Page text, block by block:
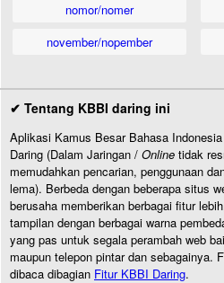
nomor/nomer
november/nopember
✔ Tentang KBBI daring ini
Aplikasi Kamus Besar Bahasa
Daring (Dalam Jaringan / Online tidak
memudahkan pencarian, penggunaan
lema). Berbeda dengan beberapa situs
berusaha memberikan berbagai fitur
tampilan dengan berbagai warna
yang pas untuk segala perambah web
maupun telepon pintar dan sebagainya.
dibaca dibagian Fitur KBBI Daring.